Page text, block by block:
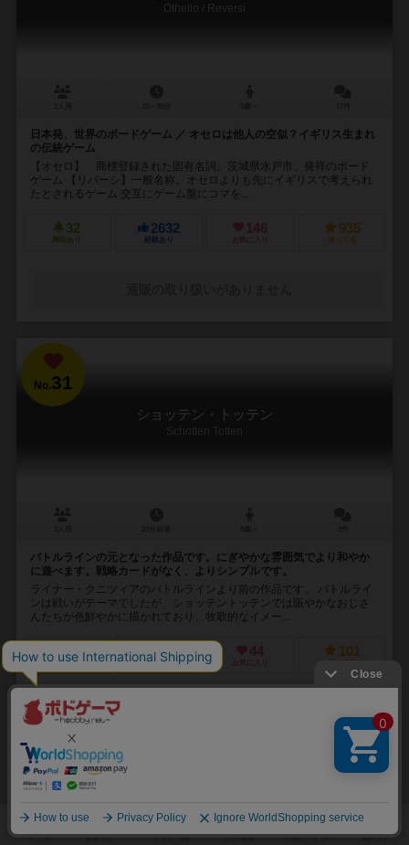
Othello / Reversi
日本発、世界のボードゲーム ／ オセロは他人の空似？イギリス生まれ
の伝統ゲーム
【オセロ】 商標登録された固有名詞。茨城県水戸市、発祥のボード
ゲーム 【リバーシ】一般名称。オセロよりも先にイギリスで考えられ
たとされるゲーム 交互にゲーム盤にコマを...
32
興味あり
2632
経験あり
146
お気に入り
935
持ってる
No.31
ショッテン・トッテン
Schotten Totten
バトルラインの元となった作品です。にぎやかな雰囲気でより和やか
に遊べます。戦略カードがなく、よりシンプルです。
ライナー・クニツィアのバトルラインより前の作品です。 バトルライ
ンは戦いがテーマでしたが、ショッテントッテンでは賑やかなおじさ
んたちが色鮮やかに描かれており、牧歌的なイメー...
96
興味あり
138
経験あり
44
お気に入り
101
持ってる
デンジャー